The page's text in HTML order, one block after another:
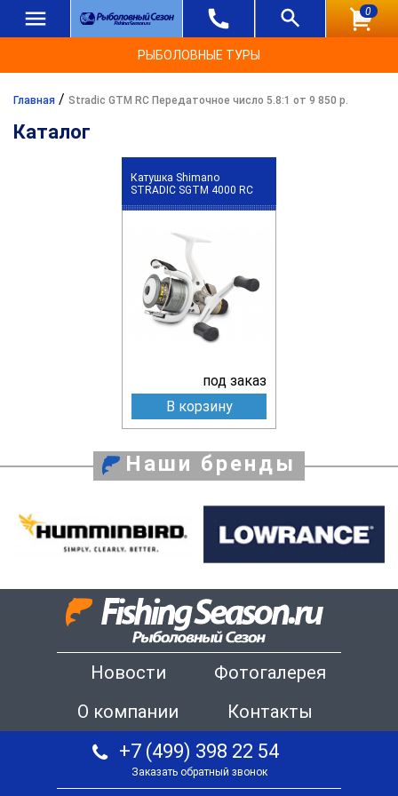
0
РЫБОЛОВНЫЕ ТУРЫ
Главная / Stradic GTM RC Передаточное число 5.8:1 от 9 850 р.
Каталог
Катушка Shimano
STRADIC SGTM 4000 RC
под заказ
В корзину
Наши бренды
Новости
Фотогалерея
О компании
Контакты
+7 (499) 398 22 54
Заказать обратный звонок